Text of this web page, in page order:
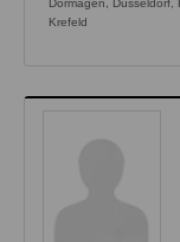
Krefeld